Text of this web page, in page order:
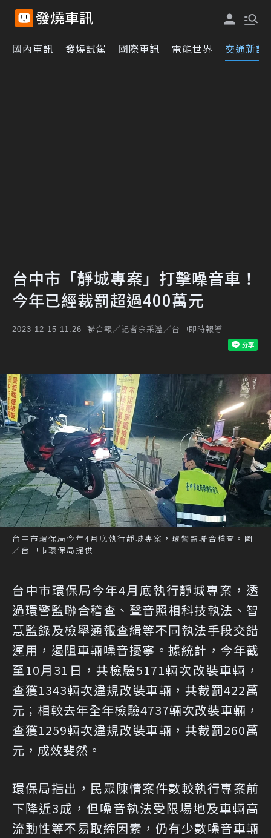
國內車訊 發燒試駕 國際車訊 電能世界 交通新訊
台中市「靜城專案」打擊噪音車！
今年已經裁罰超過400萬元
2023-12-15 11:26 聯合報／記者余采瀅／台中即時報導
台中市環保局今年4月底執行靜城專案，環警監聯合稽查。圖
／台中市環保局提供
台中市環保局今年4月底執行靜城專案，透
過環警監聯合稽查、聲音照相科技執法、智
慧監錄及檢舉通報查緝等不同執法手段交錯
運用，遏阻車輛噪音擾寧。據統計，今年截
至10月31日，共檢驗5171輛次改裝車輛，
查獲1343輛次違規改裝車輛，共裁罰422萬
元；相較去年全年檢驗4737輛次改裝車輛，
查獲1259輛次違規改裝車輛，共裁罰260萬
元，成效斐然。
環保局指出，民眾陳情案件數較執行專案前
下降近3成，但噪音執法受限場地及車輛高
流動性等不易取締因素，仍有少數噪音車輛